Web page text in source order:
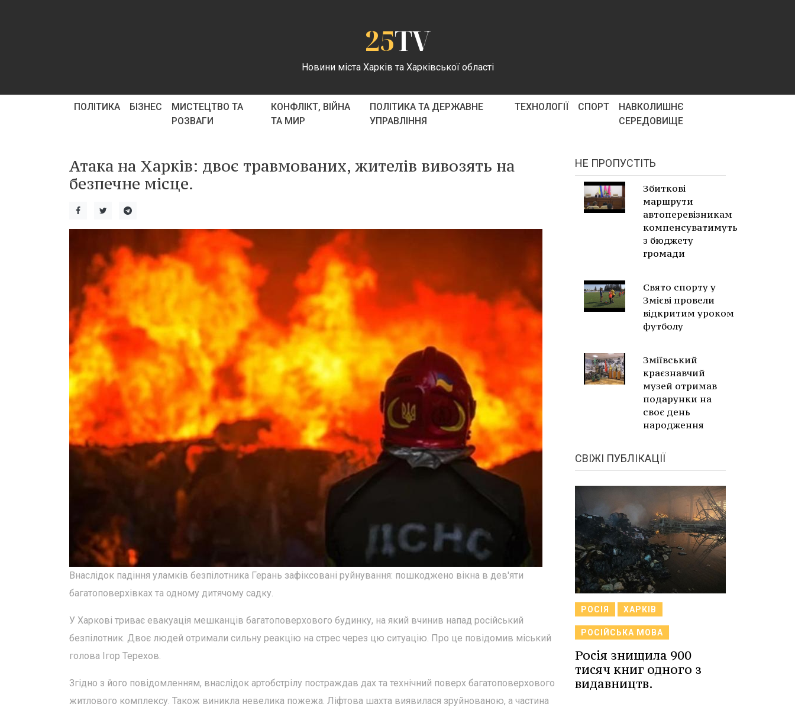
25TV
Новини міста Харків та Харківської області
ПОЛІТИКА БІЗНЕС
МИСТЕЦТВО ТА
РОЗВАГИ
КОНФЛІКТ, ВІЙНА
ТА МИР
ПОЛІТИКА ТА ДЕРЖАВНЕ
УПРАВЛІННЯ
ТЕХНОЛОГІЇ СПОРТ
НАВКОЛИШНЄ
СЕРЕДОВИЩЕ
Атака на Харків: двоє травмованих, жителів вивозять на
безпечне місце.
Внаслідок падіння уламків безпілотника Герань зафіксовані руйнування: пошкоджено вікна в дев'яти
багатоповерхівках та одному дитячому садку.
У Харкові триває евакуація мешканців багатоповерхового будинку, на який вчинив напад російський
безпілотник. Двоє людей отримали сильну реакцію на стрес через цю ситуацію. Про це повідомив міський
голова Ігор Терехов.
Згідно з його повідомленням, внаслідок артобстрілу постраждав дах та технічний поверх багатоповерхового
житлового комплексу. Також виникла невелика пожежа. Ліфтова шахта виявилася зруйнованою, а частина
НЕ ПРОПУСТІТЬ
Збиткові
маршрути
автоперевізникам
компенсуватимуть
з бюджету
громади
Свято спорту у
Змієві провели
відкритим уроком
футболу
Зміївський
краєзнавчий
музей отримав
подарунки на
своє день
народження
СВІЖІ ПУБЛІКАЦІЇ
РОСІЯ ХАРКІВ
РОСІЙСЬКА МОВА
Росія знищила 900
тисяч книг одного з
видавництв.